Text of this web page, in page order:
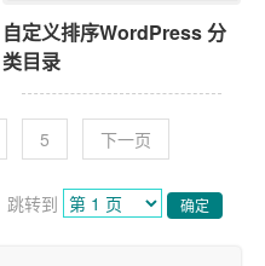
自定义排序WordPress 分
类目录
5 下一页
跳转到 确定